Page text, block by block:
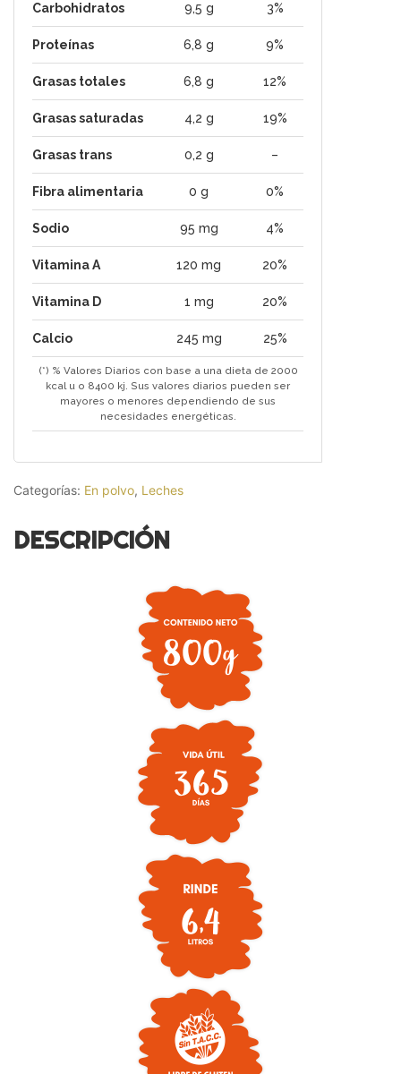
Carbohidratos 9,5 g 3%
Proteínas 6,8 g 9%
Grasas totales 6,8 g 12%
Grasas saturadas 4,2 g 19%
Grasas trans 0,2 g –
Fibra alimentaria 0 g 0%
Sodio 95 mg 4%
Vitamina A 120 mg 20%
Vitamina D 1 mg 20%
Calcio 245 mg 25%
(*) % Valores Diarios con base a una dieta de 2000
kcal u o 8400 kj. Sus valores diarios pueden ser
mayores o menores dependiendo de sus
necesidades energéticas.
Categorías: En polvo, Leches
DESCRIPCIÓN